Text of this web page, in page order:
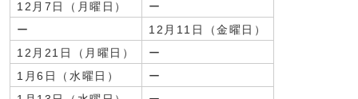
12月7日（月曜日）
ー
ー
12月11日（金曜日）
12月21日（月曜日）
ー
1月6日（水曜日）
ー